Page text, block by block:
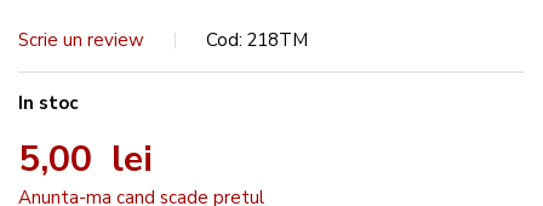
Scrie un review Cod 218TM
In stoc
5,00 lei
Anunta-ma cand scade pretul